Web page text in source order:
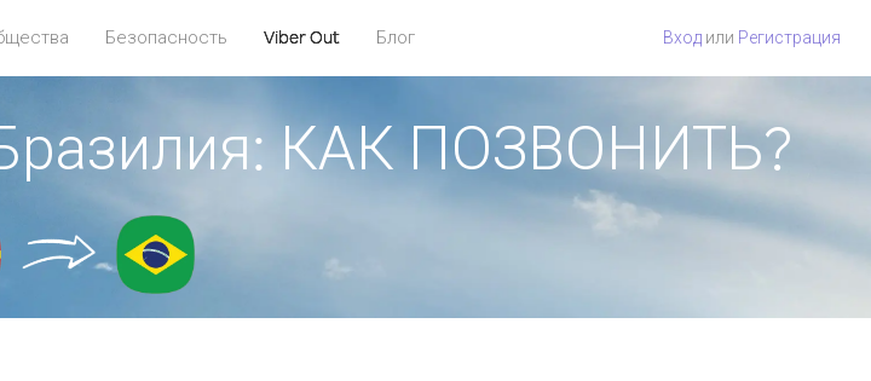
Безопасность Viber Out Блог Вход или Регистрация
КАК ПОЗВОНИТЬ?